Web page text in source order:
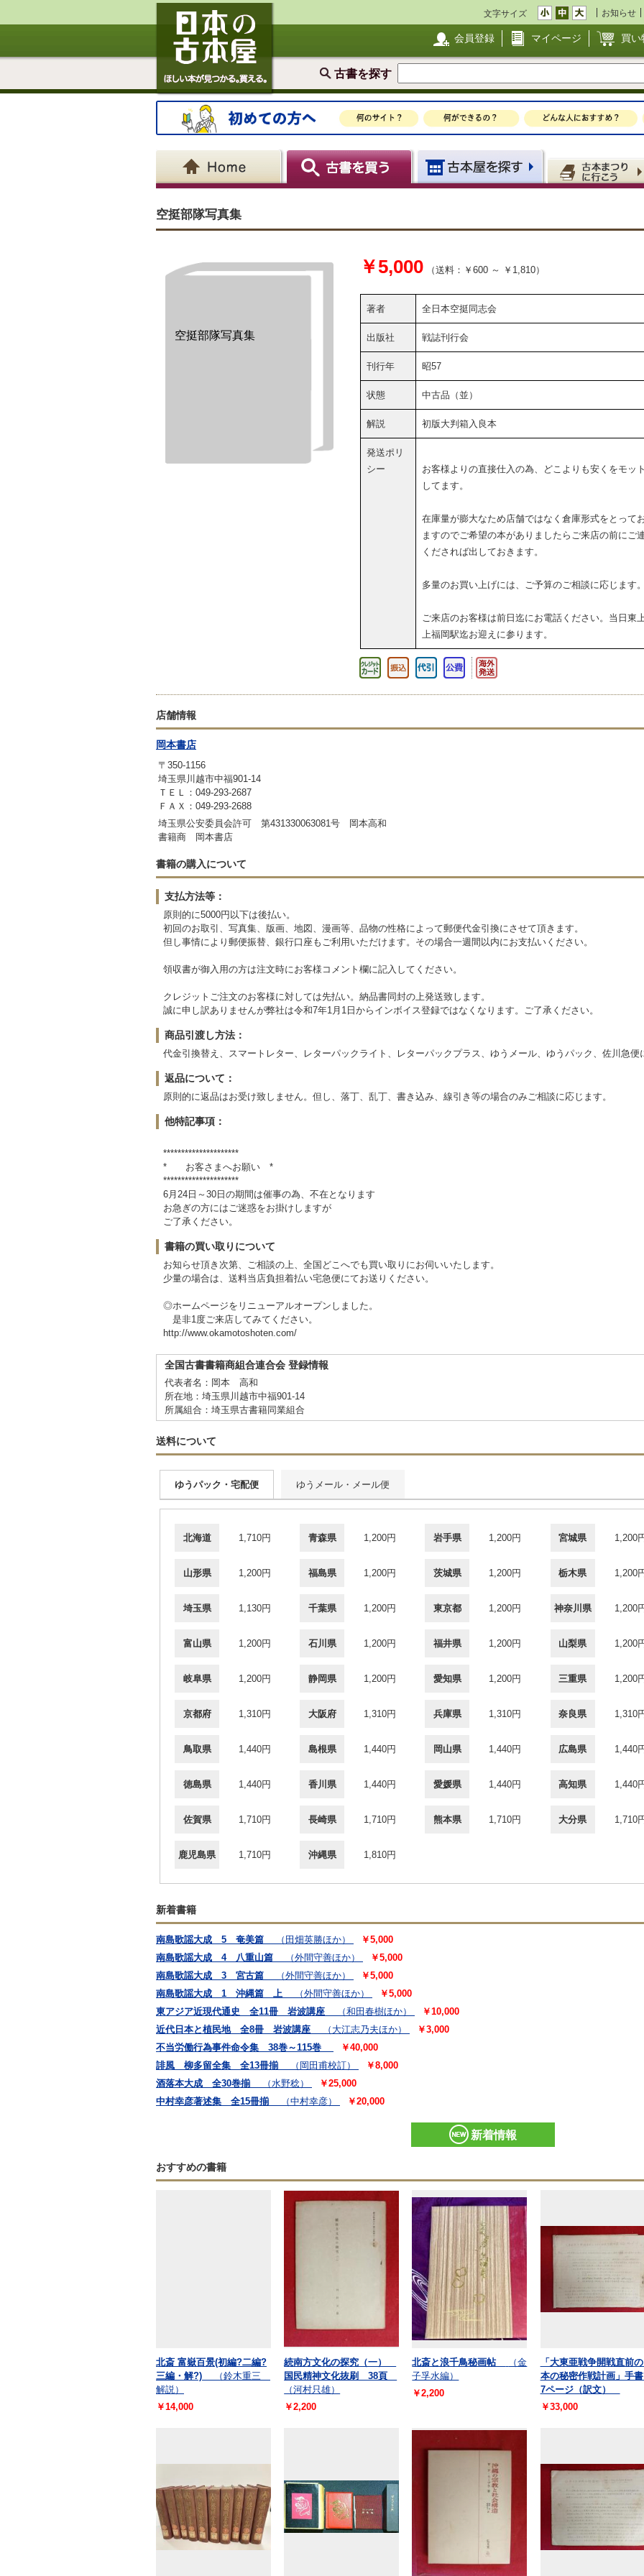
文字サイズ お知らせ
会員登録 マイページ 買い
古書を探す
空挺部隊写真集
空挺部隊写真集
￥5,000 （送料：￥600 ～ ￥1,810）
著者 全日本空挺同志会
出版社 戦誌刊行会
刊行年 昭57
状態 中古品（並）
解説 初版大判箱入良本
発送ポリ
シー
お客様よりの直接仕入の為、どこよりも安くをモッ
してます。
在庫量が膨大なため店舗ではなく倉庫形式をとって
ますのでご希望の本がありましたらご来店の前にご
くだされば出しておきます。
多量のお買い上げには、ご予算のご相談に応じます。
ご来店のお客様は前日迄にお電話ください。当日東
上福岡駅迄お迎えに参ります。
店舗情報
岡本書店
〒350-1156
埼玉県川越市中福901-14
ＴＥＬ：049-293-2687
ＦＡＸ：049-293-2688
埼玉県公安委員会許可 第431330063081号 岡本高和
書籍商 岡本書店
書籍の購入について
支払方法等：
原則的に5000円以下は後払い。
初回のお取引、写真集、版画、地図、漫画等、品物の性格によって郵便代金引換にさせて頂きます。
但し事情により郵便振替、銀行口座もご利用いただけます。その場合一週間以内にお支払いください。
領収書が御入用の方は注文時にお客様コメント欄に記入してください。
クレジットご注文のお客様に対しては先払い。納品書同封の上発送致します。
誠に申し訳ありませんが弊社は令和7年1月1日からインボイス登録ではなくなります。ご了承ください。
商品引渡し方法：
代金引換替え、スマートレター、レターパックライト、レターパックプラス、ゆうメール、ゆうパック、佐川急便
返品について：
原則的に返品はお受け致しません。但し、落丁、乱丁、書き込み、線引き等の場合のみご相談に応じます。
他特記事項：
*********************
* お客さまへお願い *
*********************
6月24日～30日の期間は催事の為、不在となります
お急ぎの方にはご迷惑をお掛けしますが
ご了承ください。
書籍の買い取りについて
お知らせ頂き次第、ご相談の上、全国どこへでも買い取りにお伺いいたします。
少量の場合は、送料当店負担着払い宅急便にてお送りください。
◎ホームページをリニューアルオープンしました。
是非1度ご来店してみてください。
http://www.okamotoshoten.com/
全国古書書籍商組合連合会 登録情報
代表者名：岡本 高和
所在地：埼玉県川越市中福901-14
所属組合：埼玉県古書籍同業組合
送料について
ゆうパック・宅配便 ゆうメール・メール便
北海道 1,710円 青森県 1,200円 岩手県 1,200円 宮城県 1,200
山形県 1,200円 福島県 1,200円 茨城県 1,200円 栃木県 1,200
埼玉県 1,130円 千葉県 1,200円 東京都 1,200円 神奈川県 1,200
富山県 1,200円 石川県 1,200円 福井県 1,200円 山梨県 1,200
岐阜県 1,200円 静岡県 1,200円 愛知県 1,200円 三重県 1,200
京都府 1,310円 大阪府 1,310円 兵庫県 1,310円 奈良県 1,310
鳥取県 1,440円 島根県 1,440円 岡山県 1,440円 広島県 1,440
徳島県 1,440円 香川県 1,440円 愛媛県 1,440円 高知県 1,440
佐賀県 1,710円 長崎県 1,710円 熊本県 1,710円 大分県 1,710
鹿児島県 1,710円 沖縄県 1,810円
新着書籍
南島歌謡大成 5 奄美篇 （田畑英勝ほか）
￥5,000
南島歌謡大成 4 八重山篇
（外間守善ほか）
￥5,000
南島歌謡大成 3 宮古篇
（外間守善ほか）
￥5,000
南島歌謡大成 1 沖縄篇 上
（外間守善ほか）
￥5,000
東アジア近現代通史 全11冊 岩波講座
（和田春樹ほか）
￥10,000
近代日本と植民地 全8冊 岩波講座
（大江志乃夫ほか）
￥3,000
不当労働行為事件命令集 38巻～115巻
￥40,000
誹風 柳多留全集 全13冊揃
（岡田甫校訂）
￥8,000
酒落本大成 全30巻揃
（水野稔）
￥25,000
中村幸彦著述集 全15冊揃
（中村幸彦） ￥20,000
新着情報
おすすめの書籍
北斎 富嶽百景(初編?二編?
三編・解?)
（鈴木重三
解説）
￥14,000
続南方文化の探究（一）
国民精神文化抜刷 38頁
（河村只雄）
￥2,200
北斎と浪千鳥秘画帖
（金
子孚水編）
￥2,200
「大東亜戦争開戦直前
本の秘密作戦計画」手書
7ページ（訳文）
￥33,000